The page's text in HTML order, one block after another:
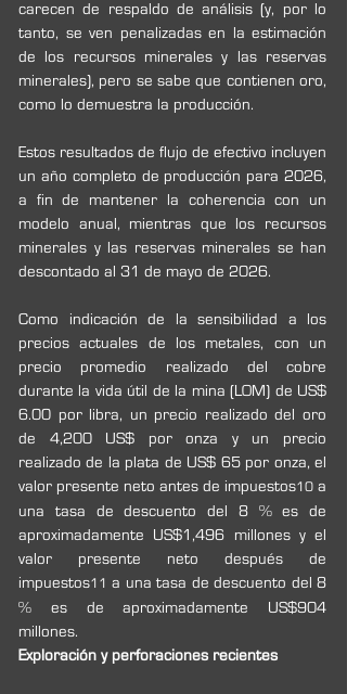
carecen de respaldo de análisis (y, por lo
tanto, se ven penalizadas en la estimación
de los recursos minerales y las reservas
minerales), pero se sabe que contienen oro,
como lo demuestra la producción.
Estos resultados de flujo de efectivo incluyen
un año completo de producción para 2026,
a fin de mantener la coherencia con un
modelo anual, mientras que los recursos
minerales y las reservas minerales se han
descontado al 31 de mayo de 2026.
Como indicación de la sensibilidad a los
precios actuales de los metales, con un
precio promedio realizado del cobre
durante la vida útil de la mina (LOM) de US$
6.00 por libra, un precio realizado del oro
de 4,200 US$
por onza y un precio
realizado de la plata de US$ 65 por onza, el
valor presente neto antes de impuestos10 a
una tasa de descuento del 8 % es de
aproximadamente US$1,496 millones y el
valor presente neto después de
impuestos11 a una tasa de descuento del 8
% es de aproximadamente US$904
millones.
Exploración y perforaciones recientes